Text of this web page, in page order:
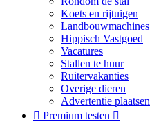
Koets en rijtuigen
Landbouwmachines
Hippisch Vastgoed
Vacatures
Stallen te huur
Ruitervakanties
Overige dieren
Advertentie plaatsen
 Premium testen 